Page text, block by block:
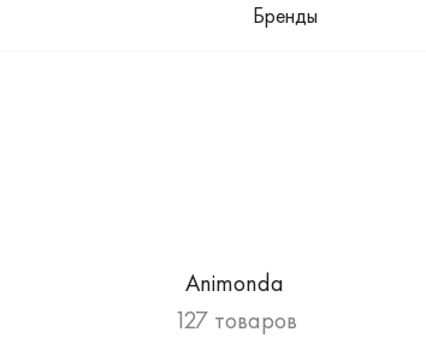
Бренды
Animonda
127 товаров